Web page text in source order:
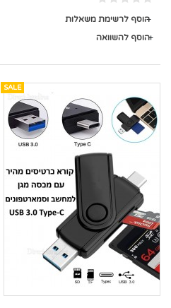
הוסף לרשימת משאלות
הוסף להשוואה
SALE